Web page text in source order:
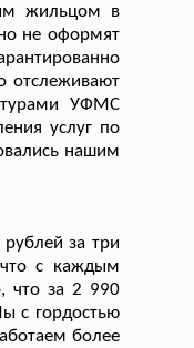
жильцом в
не оформят
отслеживают
УФМС
услуг по
нашим
за три
с каждым
что за 2 990
с гордостью
более